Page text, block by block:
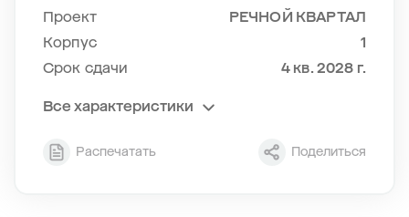
Проект
РЕЧНОЙ КВАРТАЛ
Корпус
1
Срок сдачи
4 кв. 2028 г.
Все характеристики
Секция
3
Распечатать Поделиться